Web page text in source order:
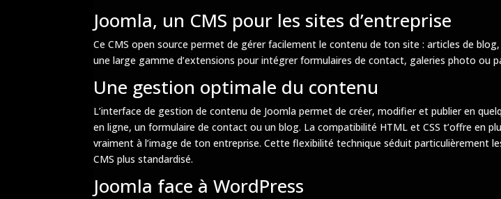
Joomla, un CMS pour les sites d’entreprise
Ce CMS open source permet de gérer facilement le contenu de ton site : articles de
une large gamme d’extensions pour intégrer formulaires de contact, galeries photo ou
Une gestion optimale du contenu
L’interface de gestion de contenu de Joomla permet de créer, modifier et publier en
en ligne, un formulaire de contact ou un blog. La compatibilité HTML et CSS t’offre en
vraiment à l’image de ton entreprise. Cette flexibilité technique séduit particulièrement
CMS plus standardisé.
Joomla face à WordPress